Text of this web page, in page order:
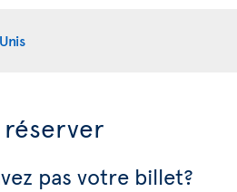
pas votre billet?